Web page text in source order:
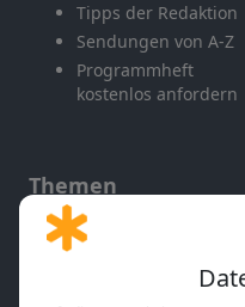
Tipps der Redaktion
Sendungen von A-Z
Programmheft
kostenlos anfordern
Themen
Gott und Bibel erklärt